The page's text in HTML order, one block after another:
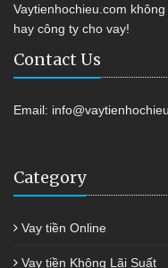
Vaytienhochieu.com
hay công ty cho vay!
Contact Us
Email:
Category
Vay tiền Online
Vay tiền Không Lãi Suất